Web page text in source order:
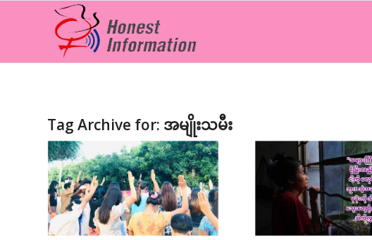
Tag Archive for: အမျိုးသမီး